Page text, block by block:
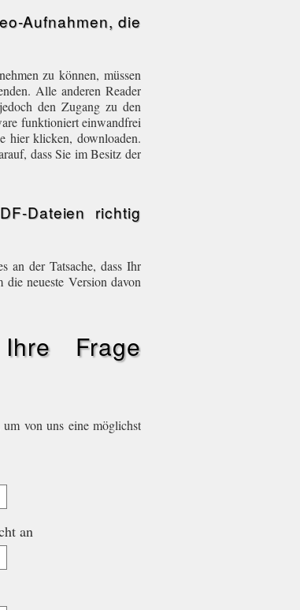
Aufnahmen, die
zu können, müssen
Alle anderen Reader
den Zugang zu den
funktioniert einwandfrei
hier klicken, downloaden.
dass Sie im Besitz der
Dateien richtig
an der Tatsache, dass Ihr
neueste Version davon
Frage
von uns eine möglichst
an